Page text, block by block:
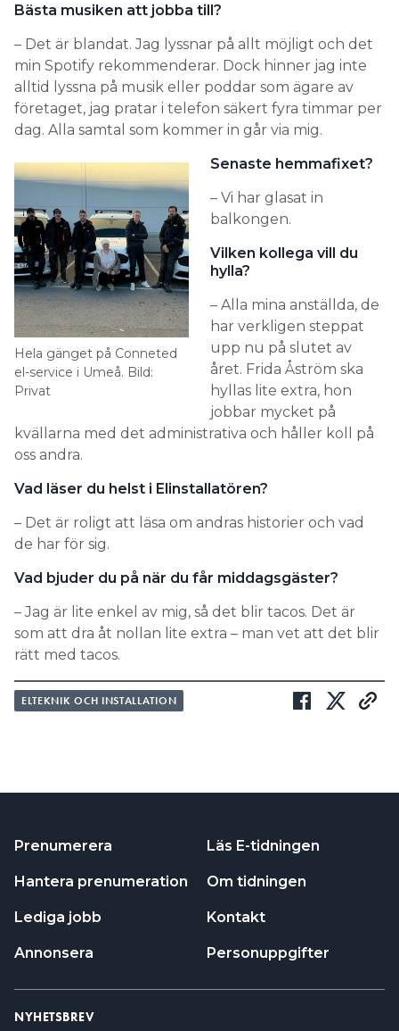
Bästa musiken att jobba till?
– Det är blandat. Jag lyssnar på allt möjligt och det
min Spotify rekommenderar. Dock hinner jag inte
alltid lyssna på musik eller poddar som ägare av
företaget, jag pratar i telefon säkert fyra timmar per
dag. Alla samtal som kommer in går via mig.
Hela gänget på Conneted
el-service i Umeå. Bild:
Privat
Senaste hemmafixet?
– Vi har glasat in
balkongen.
Vilken kollega vill du
hylla?
– Alla mina anställda, de
har verkligen steppat
upp nu på slutet av
året. Frida Åström ska
hyllas lite extra, hon
jobbar mycket på
kvällarna med det administrativa och håller koll på
oss andra.
Vad läser du helst i Elinstallatören?
– Det är roligt att läsa om andras historier och vad
de har för sig.
Vad bjuder du på när du får middagsgäster?
– Jag är lite enkel av mig, så det blir tacos. Det är
som att dra åt nollan lite extra – man vet att det blir
rätt med tacos.
ELTEKNIK OCH INSTALLATION
Prenumerera
Hantera prenumeration
Lediga jobb
Annonsera
Läs E-tidningen
Om tidningen
Kontakt
Personuppgifter
NYHETSBREV